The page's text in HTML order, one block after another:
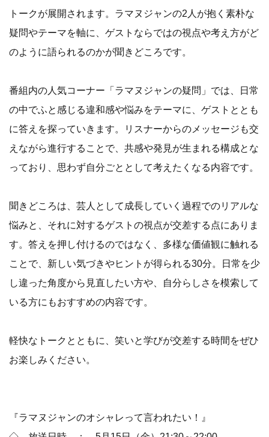
トークが展開されます。ラマヌジャンの2人が抱く素朴な
疑問やテーマを軸に、ゲストならではの視点や考え方がど
のように語られるのかが聞きどころです。
番組内の人気コーナー「ラマヌジャンの疑問」では、日常
の中でふと感じる違和感や悩みをテーマに、ゲストととも
に答えを探っていきます。リスナーからのメッセージも交
えながら進行することで、共感や発見が生まれる構成とな
っており、思わず自分ごととして考えたくなる内容です。
聞きどころは、芸人として成長していく過程でのリアルな
悩みと、それに対するゲストの視点が交差する点にありま
す。答えを押し付けるのではなく、多様な価値観に触れる
ことで、新しい気づきやヒントが得られる30分。日常を少
し違った角度から見直したい方や、自分らしさを模索して
いる方にもおすすめの内容です。
軽快なトークとともに、笑いと学びが交差する時間をぜひ
お楽しみください。
『ラマヌジャンのオシャレって言われたい！』